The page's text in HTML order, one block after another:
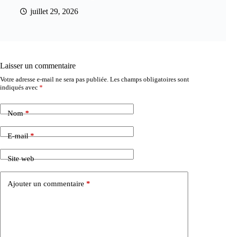
juillet 29, 2026
Laisser un commentaire
Votre adresse e-mail ne sera pas publiée. Les champs obligatoires sont
indiqués avec *
Nom*
E-mail*
Site web
Ajouter un commentaire *